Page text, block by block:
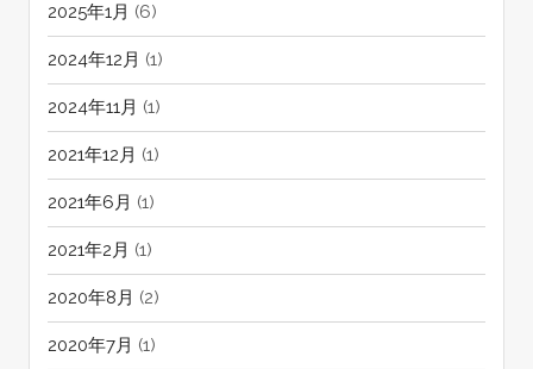
2025年1月 (6)
2024年12月 (1)
2024年11月 (1)
2021年12月 (1)
2021年6月 (1)
2021年2月 (1)
2020年8月 (2)
2020年7月 (1)